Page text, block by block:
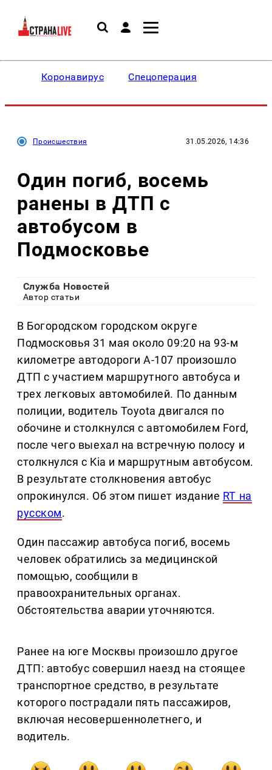
Коронавирус Спецоперация
Происшествия 31.05.2026, 14:36
Один погиб, восемь
ранены в ДТП с
автобусом в
Подмосковье
Служба Новостей
Автор статьи
В Богородском городском округе
Подмосковья 31 мая около 09:20 на 93-м
километре автодороги А-107 произошло
ДТП с участием маршрутного автобуса и
трех легковых автомобилей. По данным
полиции, водитель Toyota двигался по
обочине и столкнулся с автомобилем Ford,
после чего выехал на встречную полосу и
столкнулся с Kia и маршрутным автобусом.
В результате столкновения автобус
опрокинулся. Об этом пишет издание RT на
русском.
Один пассажир автобуса погиб, восемь
человек обратились за медицинской
помощью, сообщили в
правоохранительных органах.
Обстоятельства аварии уточняются.
Ранее на юге Москвы произошло другое
ДТП: автобус совершил наезд на стоящее
транспортное средство, в результате
которого пострадали пять пассажиров,
включая несовершеннолетнего, и
водитель.